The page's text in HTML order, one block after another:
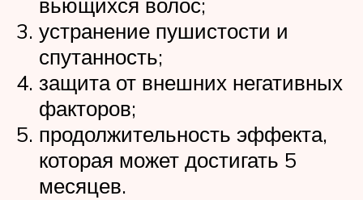
устранение пушистости и
спутанность;
защита от внешних негативных
факторов;
продолжительность эффекта,
которая может достигать 5
месяцев.